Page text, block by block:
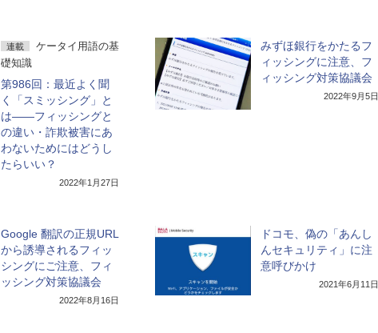
連載
ケータイ用語の基
礎知識
第986回：最近よく聞
く「スミッシング」と
は――フィッシングと
の違い・詐欺被害にあ
わないためにはどうし
たらいい？
2022年1月27日
みずほ銀行をかたるフ
ィッシングに注意、フ
ィッシング対策協議会
2022年9月5日
Google 翻訳の正規URL
から誘導されるフィッ
シングにご注意、フィ
ッシング対策協議会
2022年8月16日
ドコモ、偽の「あんし
んセキュリティ」に注
意呼びかけ
2021年6月11日